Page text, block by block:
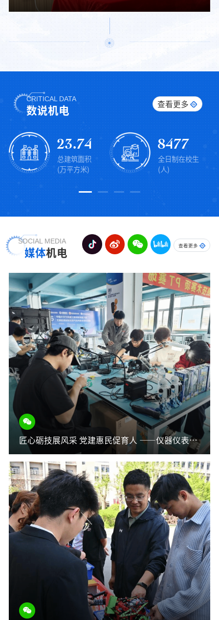
的广阔机遇；三是鼓励学生以实际行动推进中国式现代化、为实现中华民族伟大复兴
贡献力量。吕长珂强调，同学们要将个人理想融入国家发展大局，锤炼过硬本领。他
CRITICAL DATA
数说机电
查看更多
23.74
总建筑面积
(万平方米)
8477
全日制在校生
(人)
SOCIAL MEDIA
媒体机电
查看更多
匠心砺技展风采 党建惠民促育人 ——仪器仪表学院2026年职业教育活动周纪实